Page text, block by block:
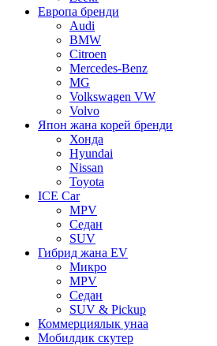
Европа бренди
Audi
BMW
Citroen
Mercedes-Benz
MG
Volkswagen VW
Volvo
Япон жана корей бренди
Хонда
Hyundai
Nissan
Toyota
ICE Car
MPV
Седан
SUV
Гибрид жана EV
Микро
MPV
Седан
SUV & Pickup
Коммерциялык унаа
Мобилдик скутер